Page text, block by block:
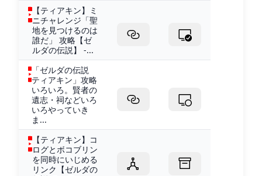
【ティアキン】ミ
ニチャレンジ「聖
地を見つけるのは
誰だ」 攻略【ゼ
ルダの伝説】 -...
「ゼルダの伝説
ティアキン」攻略
いろいろ。賢者の
遺志・祠などいろ
いろやっていき
ま...
【ティアキン】コ
ログとボコブリン
を同時にいじめる
リンク【ゼルダの